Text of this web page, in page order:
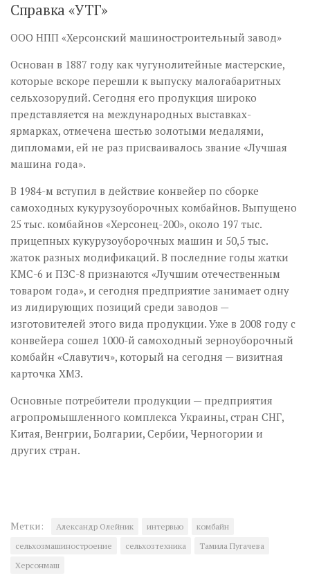
Справка «УТГ»
ООО НПП «Херсонский машиностроительный завод»
Основан в 1887 году как чугунолитейные мастерские,
которые вскоре перешли к выпуску малогабаритных
сельхозорудий. Сегодня его продукция широко
представляется на международных выставках-
ярмарках, отмечена шестью золотыми медалями,
дипломами, ей не раз присваивалось звание «Лучшая
машина года».
В 1984-м вступил в действие конвейер по сборке
самоходных кукурузоуборочных комбайнов. Выпущено
25 тыс. комбайнов «Херсонец-200», около 197 тыс.
прицепных кукурузоуборочных машин и 50,5 тыс.
жаток разных модификаций. В последние годы жатки
КМС-6 и ПЗС-8 признаются «Лучшим отечественным
товаром года», и сегодня предприятие занимает одну
из лидирующих позиций среди заводов —
изготовителей этого вида продукции. Уже в 2008 году с
конвейера сошел 1000-й самоходный зерноуборочный
комбайн «Славутич», который на сегодня — визитная
карточка ХМЗ.
Основные потребители продукции — предприятия
агропромышленного комплекса Украины, стран СНГ,
Китая, Венгрии, Болгарии, Сербии, Черногории и
других стран.
Метки: Александр Олейник интервью
комбайн
сельхозмашиностроение
сельхозтехника
Тамила Пугачева
Херсонмаш